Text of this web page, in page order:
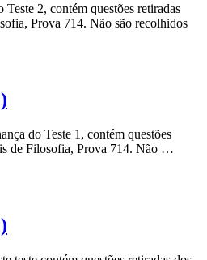
Teste 2, contém questões retiradas
Prova 714. Não são recolhidos
do Teste 1, contém questões
de Filosofia, Prova 714. Não …